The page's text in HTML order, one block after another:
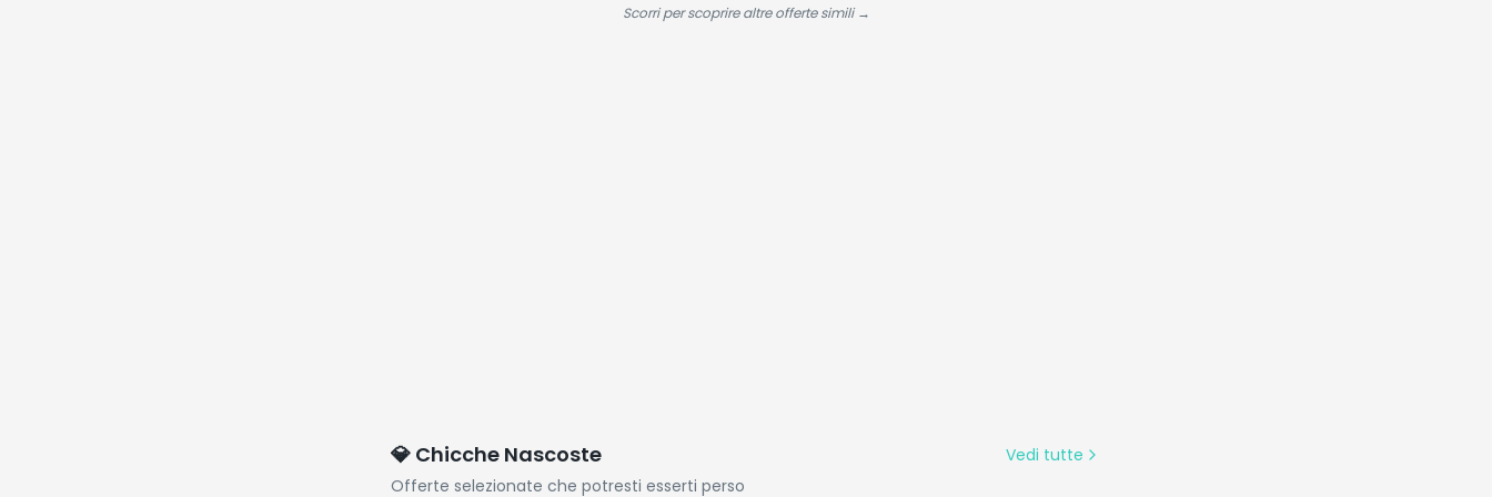
capelli secchi,
Antinvecchiamento
Scorri per scoprire altre offerte simili →
💎 Chicche Nascoste
Vedi tutte
Offerte selezionate che potresti esserti perso